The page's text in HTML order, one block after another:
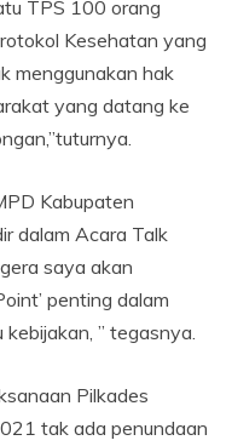
TPS 100 orang
Kesehatan yang
menggunakan hak
yang datang ke
Kabupaten
dalam Acara Talk
saya akan
penting dalam
” tegasnya.
Pilkades
tak ada penundaan